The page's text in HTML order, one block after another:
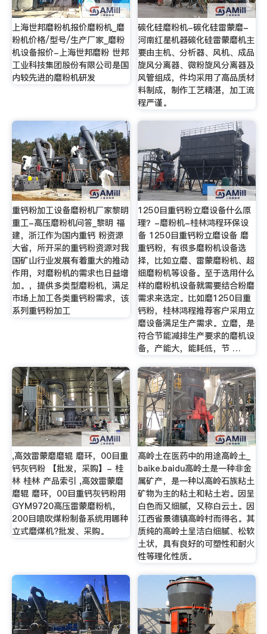
上海世邦磨粉机报价磨粉机_磨
粉机价格/型号/生产厂家_磨粉
机设备报价-上海世邦磨粉 世邦
工业科技集团股份有限公司是国
内较先进的磨粉机研发
碳化硅磨粉机-碳化硅雷蒙磨-
河南红星机器碳化硅雷蒙磨机主
要由主机、分析器、风机、成品
旋风分离器、微粉旋风分离器及
风管组成，件均采用了高品质材
料制成，制作工艺精湛，加工流
程严谨。
重钙粉加工设备磨粉机厂家黎明
重工-高压磨粉机问答_黎明 福
建，浙江作为国内重钙 粉资源
大省，所开采的重钙粉资源对我
国矿山行业发展有着重大的推动
作用，对磨粉机的需求也日益增
加。，提供多类型磨粉机，满足
市场上加工各类重钙粉需求，该
系列重钙粉加工
1250目重钙粉立磨设备什么原
理？-磨粉机-桂林鸿程环保设
备 1250目重钙粉立磨设备 磨
重钙粉，有很多磨粉机设备选
择，比如立磨、雷蒙磨粉机、超
细磨粉机等设备。至于选用什么
样的磨粉机设备就需要结合粉磨
需求来选定。比如磨1250目重
钙粉，桂林鸿程推荐客户采用立
磨设备满足生产需求。立磨，是
符合节能减排生产要求的磨机设
备，产能大，能耗低，节 …
,高效雷蒙磨磨辊 磨环，00目重
钙灰钙粉 【批发，采购】- 桂
林 桂林 产品索引 ,高效雷蒙磨
磨辊 磨环，00目重钙灰钙粉用
GYM9720高压雷蒙磨粉机，
200目喷吹煤粉制备系统用哪种
立式磨煤机?批发、采购。
高岭土在医药中的用途高岭土_
baike.baidu高岭土是一种非金
属矿产，是一种以高岭石族粘土
矿物为主的粘土和粘土岩。因呈
白色而又细腻，又称白云土。因
江西省景德镇高岭村而得名。其
质纯的高岭土呈洁白细腻、松软
土状，具有良好的可塑性和耐火
性等理化性质。